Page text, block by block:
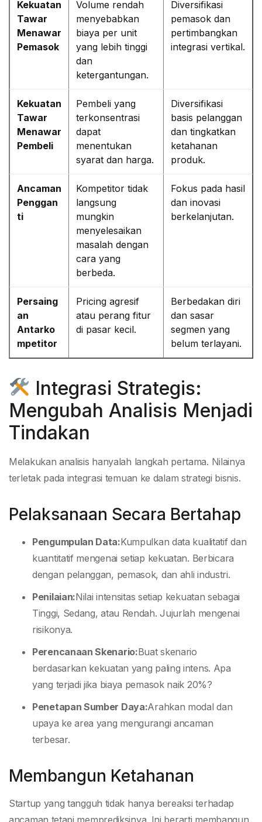
Kekuatan
Tawar
Menawar
Pemasok
Volume rendah
menyebabkan
biaya per unit
yang lebih tinggi
dan
ketergantungan.
Diversifikasi
pemasok dan
pertimbangkan
integrasi vertikal.
Kekuatan
Tawar
Menawar
Pembeli
Pembeli yang
terkonsentrasi
dapat
menentukan
syarat dan harga.
Diversifikasi
basis pelanggan
dan tingkatkan
ketahanan
produk.
Ancaman
Penggan
ti
Kompetitor tidak
langsung
mungkin
menyelesaikan
masalah dengan
cara yang
berbeda.
Fokus pada hasil
dan inovasi
berkelanjutan.
Persaing
an
Antarko
mpetitor
Pricing agresif
atau perang fitur
di pasar kecil.
Berbedakan diri
dan sasar
segmen yang
belum terlayani.
Integrasi Strategis:
Mengubah Analisis Menjadi
Tindakan
Melakukan analisis hanyalah langkah pertama. Nilainya
terletak pada integrasi temuan ke dalam strategi bisnis.
Pelaksanaan Secara Bertahap
Pengumpulan Data:Kumpulkan data kualitatif dan
kuantitatif mengenai setiap kekuatan. Berbicara
dengan pelanggan, pemasok, dan ahli industri.
Penilaian:Nilai intensitas setiap kekuatan sebagai
Tinggi, Sedang, atau Rendah. Jujurlah mengenai
risikonya.
Perencanaan Skenario:Buat skenario
berdasarkan kekuatan yang paling intens. Apa
yang terjadi jika biaya pemasok naik 20%?
Penetapan Sumber Daya:Arahkan modal dan
upaya ke area yang mengurangi ancaman
terbesar.
Membangun Ketahanan
Startup yang tangguh tidak hanya bereaksi terhadap